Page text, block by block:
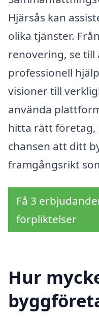
Hjärsås kan
olika tjänster.
renovering, se
professionell
visioner till
använda
hitta rätt företag,
chansen att ditt
framgångsrikt
Få 3
förpliktelser
Hur